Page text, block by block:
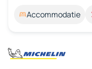
Accommodatie